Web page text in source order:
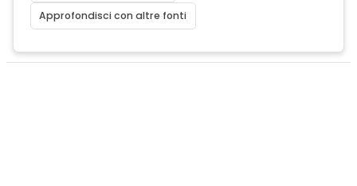
Approfondisci con altre fonti